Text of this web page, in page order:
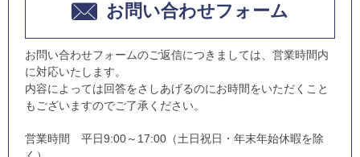
お問い合わせフォーム
お問い合わせフォームのご返信につきましては、営業時間内
に対応いたします。
内容によっては回答をさしあげるのにお時間をいただくこと
もございますのでご了承ください。
営業時間 平日9:00～17:00（土日祝日・年末年始休暇を除